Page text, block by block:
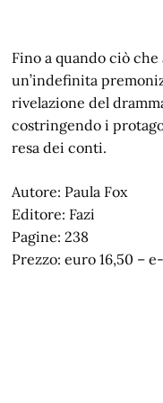
Fino a quando ciò
un’indefinita
rivelazione del
costringendo i
resa dei conti.
Autore: Paula Fox
Editore: Fazi
Pagine: 238
Prezzo: euro 16,50 –